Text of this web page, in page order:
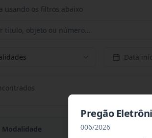
usando os filtros abaixo
Data
s
Modalidade Objeto
Pregão
006/2026